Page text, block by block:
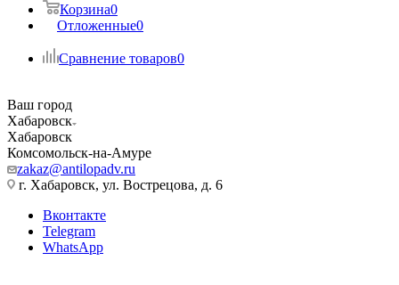
Корзина0
Отложенные0
Сравнение товаров0
Ваш город
Хабаровск
Хабаровск
Комсомольск-на-Амуре
zakaz@antilopadv.ru
г. Хабаровск, ул. Вострецова, д. 6
Вконтакте
Telegram
WhatsApp